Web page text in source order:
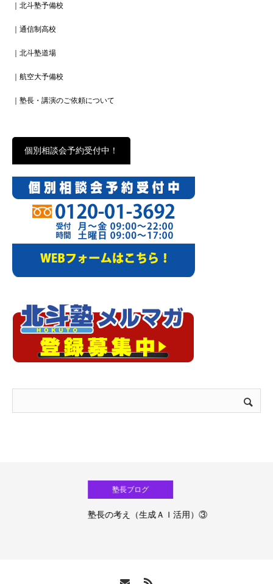
｜北斗塾予備校
｜通信制高校
｜北斗塾道場
｜航空大予備校
｜塾長・講演のご依頼について
個別相談会予約受付中！
塾長の考え（生成ＡＩ活用）③